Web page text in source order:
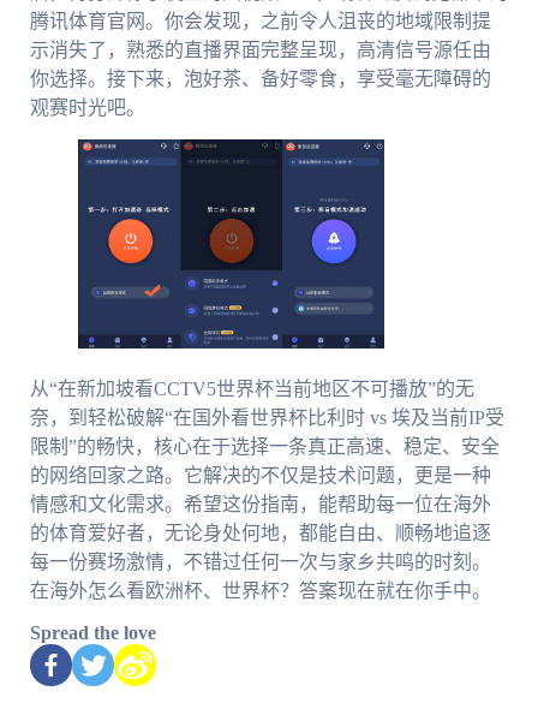
腾讯体育官网。你会发现，之前令人沮丧的地域限制提
示消失了，熟悉的直播界面完整呈现，高清信号源任由
你选择。接下来，泡好茶、备好零食，享受毫无障碍的
观赛时光吧。
从“在新加坡看CCTV5世界杯当前地区不可播放”的无
奈，到轻松破解“在国外看世界杯比利时 vs 埃及当前IP受
限制”的畅快，核心在于选择一条真正高速、稳定、安全
的网络回家之路。它解决的不仅是技术问题，更是一种
情感和文化需求。希望这份指南，能帮助每一位在海外
的体育爱好者，无论身处何地，都能自由、顺畅地追逐
每一份赛场激情，不错过任何一次与家乡共鸣的时刻。
在海外怎么看欧洲杯、世界杯？答案现在就在你手中。
Spread the love